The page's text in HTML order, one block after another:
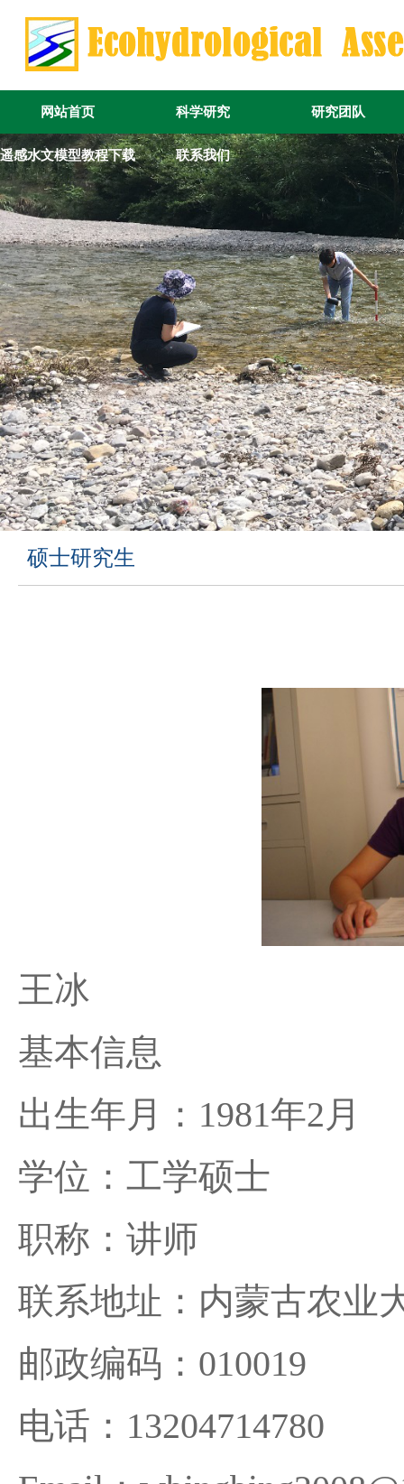
网站首页 科学研究 研究团队
遥感水文模型教程下载 联系我们
硕士研究生
王冰
基本信息
出生年月：1981年2月
学位：工学硕士
职称：讲师
联系地址：内蒙古农业
邮政编码：010019
电话：13204714780